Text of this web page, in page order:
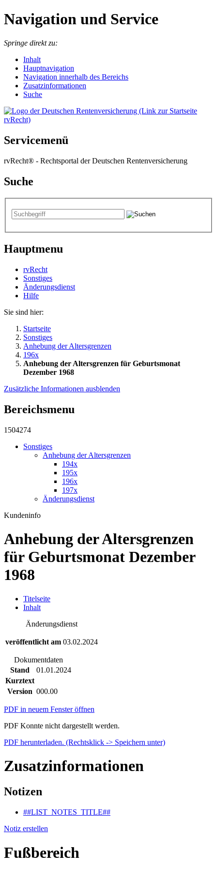
Navigation und Service
Springe direkt zu:
Inhalt
Hauptnavigation
Navigation innerhalb des Bereichs
Zusatzinformationen
Suche
Servicemenü
rvRecht® - Rechtsportal der Deutschen Rentenversicherung
Suche
Hauptmenu
rvRecht
Sonstiges
Änderungsdienst
Hil­fe
Sie sind hier:
Startseite
Sonstiges
Anhebung der Altersgrenzen
196x
Anhebung der Altersgrenzen für Geburtsmonat
Dezember 1968
Zusätzliche Informationen ausblenden
Bereichsmenu
1504274
Sonstiges
Anhebung der Altersgrenzen
194x
195x
196x
197x
Änderungsdienst
Kundeninfo
Anhebung der Altersgrenzen
für Geburtsmonat Dezember
1968
Titelseite
Inhalt
Änderungsdienst
veröffentlicht am 03.02.2024
Dokumentdaten
Stand
01.01.2024
Kurztext
Version 000.00
PDF in neuem Fenster öffnen
PDF Konnte nicht dargestellt werden.
PDF herunterladen. (Rechtsklick -> Speichern unter)
Zusatzinformationen
Notizen
##LIST_NOTES_TITLE##
Notiz erstellen
Fußbereich